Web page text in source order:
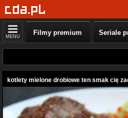
MENU Filmy premium Seriale
kotlety mielone drobiowe ten smak cię